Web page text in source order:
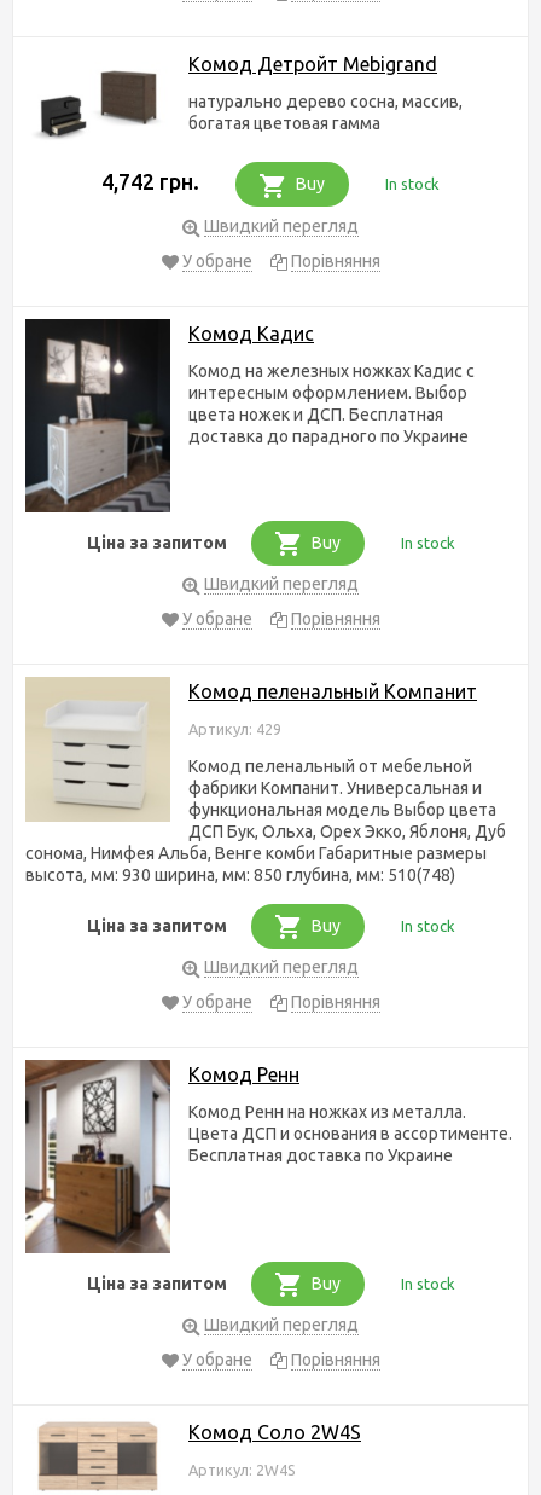
Комод Детройт Mebigrand
натурально дерево сосна, массив,
богатая цветовая гамма
4,742 грн. Buy In stock
Швидкий перегляд
У обране
Порівняння
Комод Кадис
Комод на железных ножках Кадис с
интересным оформлением. Выбор
цвета ножек и ДСП. Бесплатная
доставка до парадного по Украине
Ціна за запитом Buy In stock
Швидкий перегляд
У обране
Порівняння
Комод пеленальный Компанит
Артикул: 429
Комод пеленальный от мебельной
фабрики Компанит. Универсальная и
функциональная модель Выбор цвета
ДСП Бук, Ольха, Орех Экко, Яблоня, Дуб
сонома, Нимфея Альба, Венге комби Габаритные размеры
высота, мм: 930 ширина, мм: 850 глубина, мм: 510(748)
Ціна за запитом Buy In stock
Швидкий перегляд
У обране
Порівняння
Комод Ренн
Комод Ренн на ножках из металла.
Цвета ДСП и основания в ассортименте.
Бесплатная доставка по Украине
Ціна за запитом Buy In stock
Швидкий перегляд
У обране
Порівняння
Комод Соло 2W4S
Артикул: 2W4S